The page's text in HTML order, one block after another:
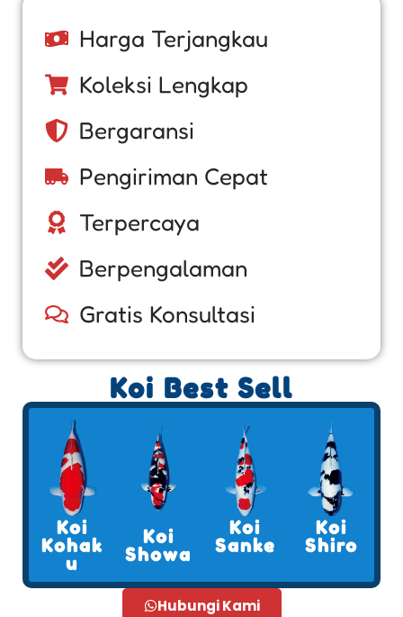
Harga Terjangkau
Koleksi Lengkap
Bergaransi
Pengiriman Cepat
Terpercaya
Berpengalaman
Gratis Konsultasi
Koi Best Sell
Koi
Kohak
u
Koi
Showa
Koi
Sanke
Koi
Shiro
Hubungi Kami